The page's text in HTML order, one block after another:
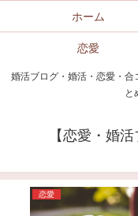
婚活ブログ・婚活・恋愛・合
と
【恋愛・婚
ホーム
恋愛